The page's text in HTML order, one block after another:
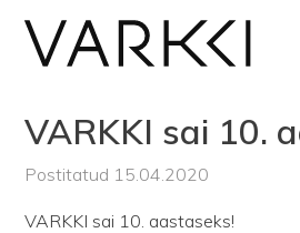
VARKKI sai 10.
Postitatud 15.04.2020
VARKKI sai 10. aastaseks!